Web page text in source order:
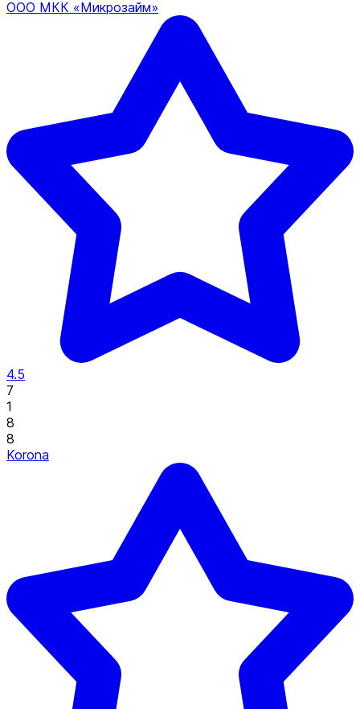
ООО МКК «Микрозайм»
4.5
7
1
8
8
Korona